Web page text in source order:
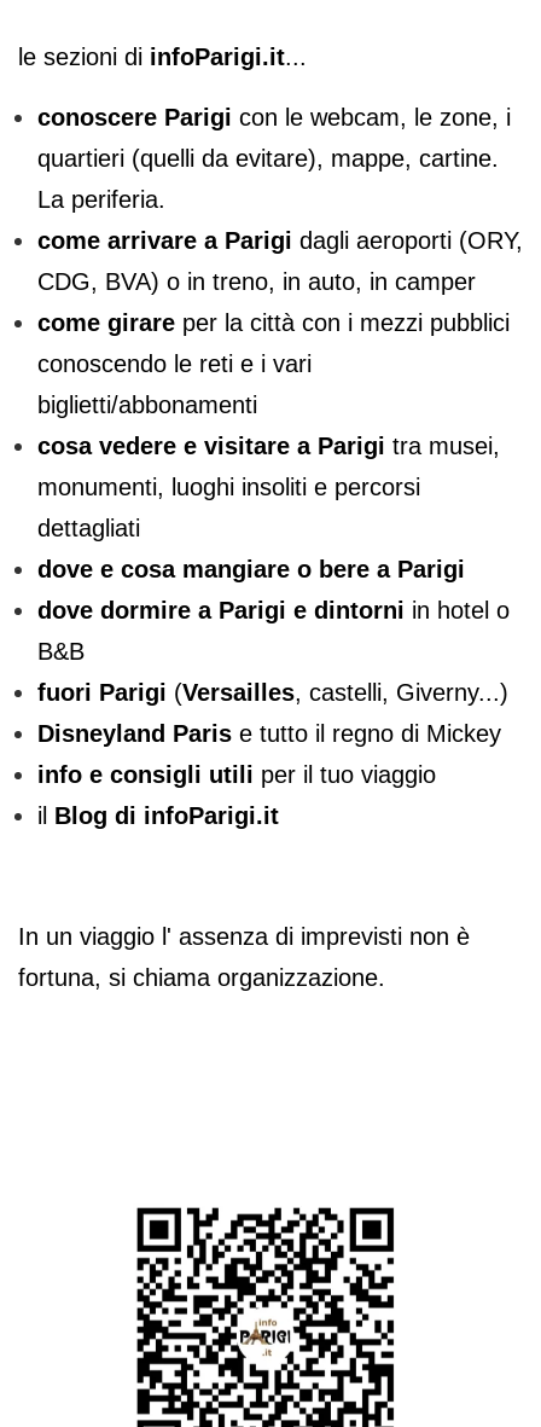
le sezioni di infoParigi.it...
conoscere Parigi con le webcam, le zone, i
quartieri (quelli da evitare), mappe, cartine.
La periferia.
come arrivare a Parigi dagli aeroporti (ORY,
CDG, BVA) o in treno, in auto, in camper
come girare per la città con i mezzi pubblici
conoscendo le reti e i vari
biglietti/abbonamenti
cosa vedere e visitare a Parigi tra musei,
monumenti, luoghi insoliti e percorsi
dettagliati
dove e cosa mangiare o bere a Parigi
dove dormire a Parigi e dintorni in hotel o
B&B
fuori Parigi (Versailles, castelli, Giverny...)
Disneyland Paris e tutto il regno di Mickey
info e consigli utili per il tuo viaggio
il Blog di infoParigi.it
In un viaggio l' assenza di imprevisti non è
fortuna, si chiama organizzazione.